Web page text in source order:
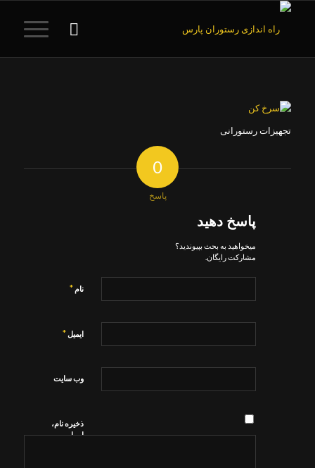
تجهیزات رستورانی
0
پاسخ
پاسخ دهید
میخواهید به بحث بپیوندید؟
مشارکت رایگان.
نام *
ایمیل *
وب‌ سایت
ذخیره نام،
ایمیل و